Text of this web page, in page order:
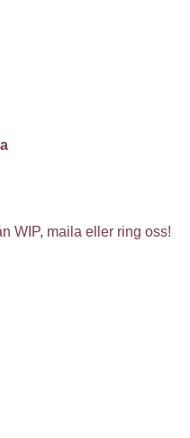
WIP, maila eller ring oss!